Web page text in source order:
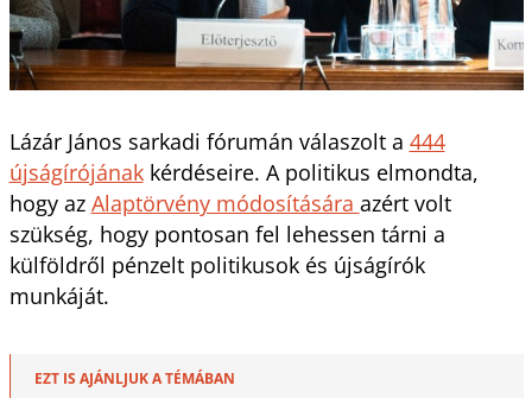
Lázár János sarkadi fórumán válaszolt a 444
újságírójánakkérdéseire. A politikus elmondta,
hogy az Alaptörvény módosítására azért volt
szükség, hogy pontosan fel lehessen tárni a
külföldről pénzelt politikusok és újságírók
munkáját.
EZT IS AJÁNLJUK A TÉMÁBAN